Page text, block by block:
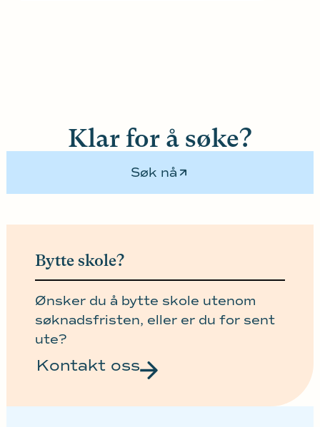
Klar for å søke?
Søk nå
Bytte skole?
Ønsker du å bytte skole utenom
søknadsfristen, eller er du for sent
ute?
Kontakt oss